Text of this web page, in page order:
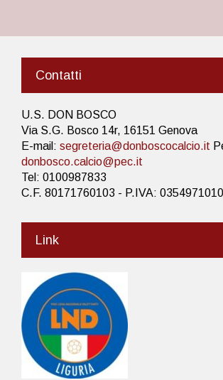
Contatti
U.S. DON BOSCO
Via S.G. Bosco 14r, 16151 Genova
E-mail: segreteria@donboscocalcio.it
donbosco.calcio@pec.it
Tel: 0100987833
C.F. 80171760103 - P.IVA:
Link